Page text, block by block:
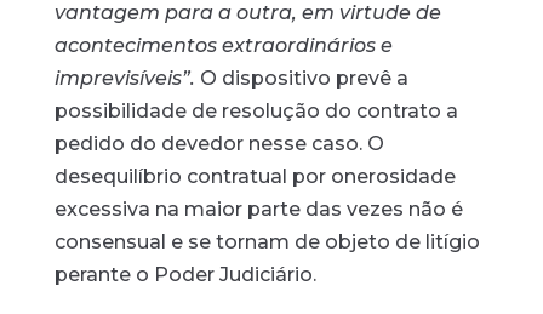
vantagem para a outra, em virtude de
acontecimentos extraordinários e
imprevisíveis”. O dispositivo prevê a
possibilidade de resolução do contrato a
pedido do devedor nesse caso. O
desequilíbrio contratual por onerosidade
excessiva na maior parte das vezes não é
consensual e se tornam de objeto de litígio
perante o Poder Judiciário.